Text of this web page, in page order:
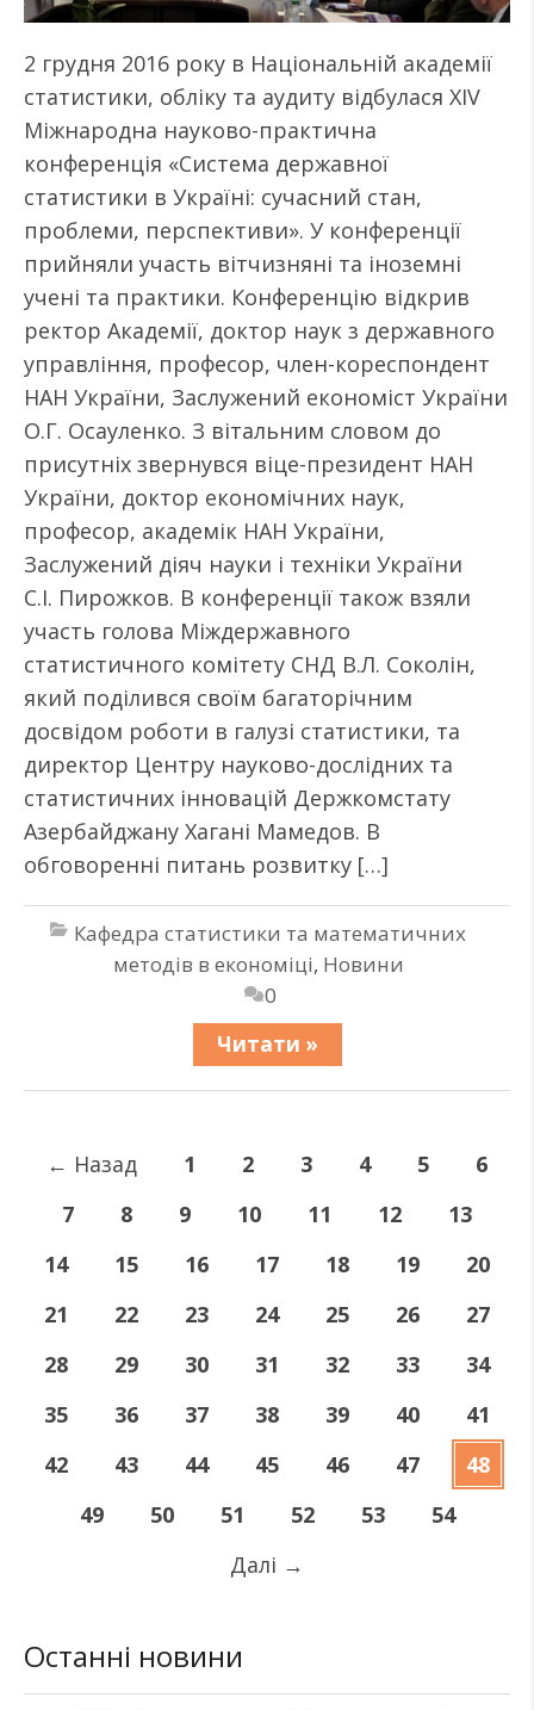
2 грудня 2016 року в Національній академії
статистики, обліку та аудиту відбулася XIV
Міжнародна науково-практична
конференція «Система державної
статистики в Україні: сучасний стан,
проблеми, перспективи». У конференції
прийняли участь вітчизняні та іноземні
учені та практики. Конференцію відкрив
ректор Академії, доктор наук з державного
управління, професор, член-кореспондент
НАН України, Заслужений економіст України
О.Г. Осауленко. З вітальним словом до
присутніх звернувся віце-президент НАН
України, доктор економічних наук,
професор, академік НАН України,
Заслужений діяч науки і техніки України
С.І. Пирожков. В конференції також взяли
участь голова Міждержавного
статистичного комітету СНД В.Л. Соколін,
який поділився своїм багаторічним
досвідом роботи в галузі статистики, та
директор Центру науково-дослідних та
статистичних інновацій Держкомстату
Азербайджану Хагані Мамедов. В
обговоренні питань розвитку […]
Кафедра статистики та математичних
методів в економіці, Новини
0
Читати »
← Назад 1 2 3 4 5
6
7
8 9 10 11 12
13
14
15 16 17 18 19
20
21
22 23 24 25 26
27
28
29 30 31 32 33
34
35
36 37 38 39 40
41
42
43 44 45 46 47
48
49
50 51 52 53
54
Далі →
Останні новини